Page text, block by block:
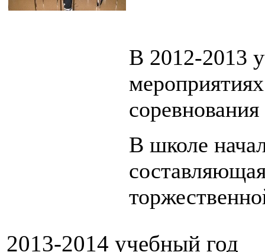
В 2012-2013
В школе
2013-2014 учебный год